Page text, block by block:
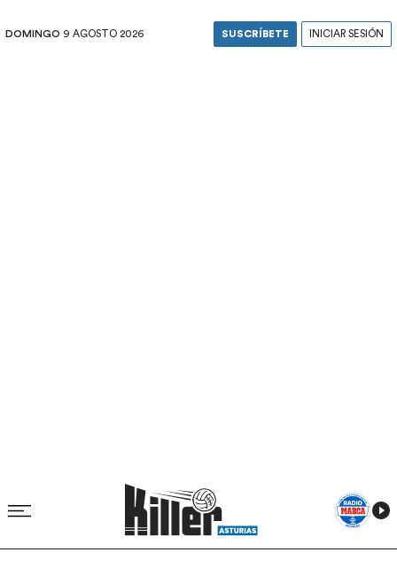
DOMINGO 9 AGOSTO 2026 SUSCRÍBETE INICIAR SESIÓN